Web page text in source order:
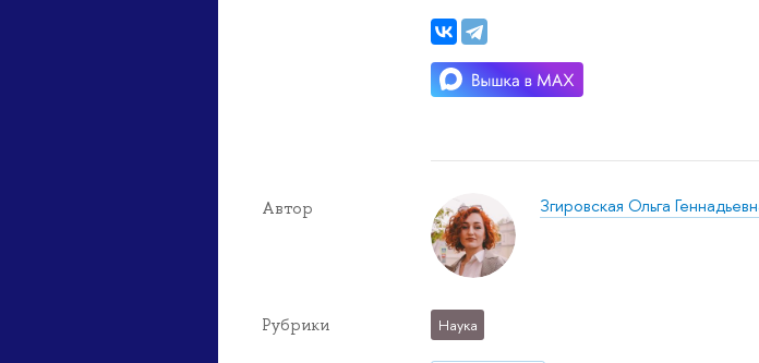
Автор Згировская Ольга
Рубрики Наука